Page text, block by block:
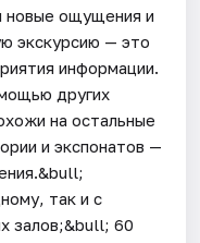
новые ощущения и
экскурсию — это
информации.
других
на остальные
и экспонатов —
так и с
залов;&bull; 60